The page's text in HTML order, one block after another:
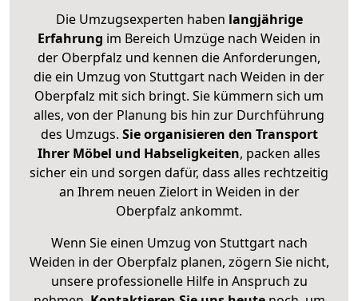
Die Umzugsexperten haben langjährige
Erfahrung im Bereich Umzüge nach Weiden in
der Oberpfalz und kennen die Anforderungen,
die ein Umzug von Stuttgart nach Weiden in der
Oberpfalz mit sich bringt. Sie kümmern sich um
alles, von der Planung bis hin zur Durchführung
des Umzugs. Sie organisieren den Transport
Ihrer Möbel und Habseligkeiten, packen alles
sicher ein und sorgen dafür, dass alles rechtzeitig
an Ihrem neuen Zielort in Weiden in der
Oberpfalz ankommt.
Wenn Sie einen Umzug von Stuttgart nach
Weiden in der Oberpfalz planen, zögern Sie nicht,
unsere professionelle Hilfe in Anspruch zu